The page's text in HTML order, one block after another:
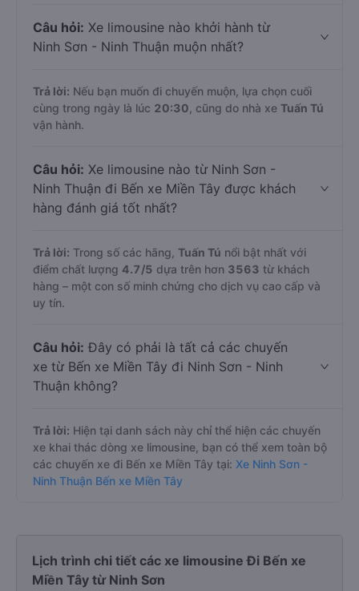
Câu hỏi: Xe limousine nào khởi hành từ
Ninh Sơn - Ninh Thuận muộn nhất?
Trả lời: Nếu bạn muốn đi chuyến muộn, lựa chọn cuối
cùng trong ngày là lúc 20:30 , cũng do nhà xe Tuấn Tú
vận hành.
Câu hỏi: Xe limousine nào từ Ninh Sơn -
Ninh Thuận đi Bến xe Miền Tây được khách
hàng đánh giá tốt nhất?
Trả lời: Trong số các hãng, Tuấn Tú nổi bật nhất với
điểm chất lượng 4.7/5 dựa trên hơn 3563 từ khách
hàng – một con số minh chứng cho dịch vụ cao cấp và
uy tín.
Câu hỏi: Đây có phải là tất cả các chuyến
xe từ Bến xe Miền Tây đi Ninh Sơn - Ninh
Thuận không?
Trả lời: Hiện tại danh sách này chỉ thể hiện các chuyến
xe khai thác dòng xe limousine, bạn có thể xem toàn bộ
các chuyến xe đi Bến xe Miền Tây tại: Xe Ninh Sơn -
Ninh Thuận Bến xe Miền Tây
Lịch trình chi tiết các xe limousine Đi Bến xe
Miền Tây từ Ninh Sơn